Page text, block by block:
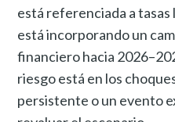
está referenciada a tasas
está incorporando un
financiero hacia
riesgo está en los
persistente o un evento